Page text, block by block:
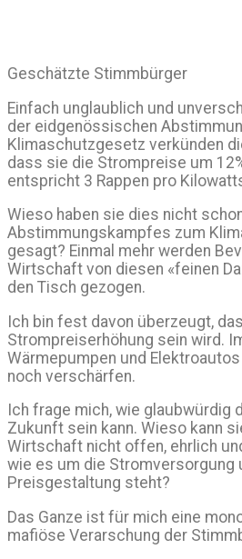
Geschätzte Stimmbürger
Einfach unglaublich und
der eidgenössischen
Klimaschutzgesetz verkünden
dass sie die Strompreise um
entspricht 3 Rappen pro
Wieso haben sie dies nicht
Abstimmungskampfes zum
gesagt? Einmal mehr werden
Wirtschaft von diesen «feinen
den Tisch gezogen.
Ich bin fest davon überzeugt,
Strompreiserhöhung sein wird.
Wärmepumpen und
noch verschärfen.
Ich frage mich, wie glaubwürdig
Zukunft sein kann. Wieso kann
Wirtschaft nicht offen, ehrlich
wie es um die Stromversorgung
Preisgestaltung steht?
Das Ganze ist für mich eine
mafiöse Verarschung der